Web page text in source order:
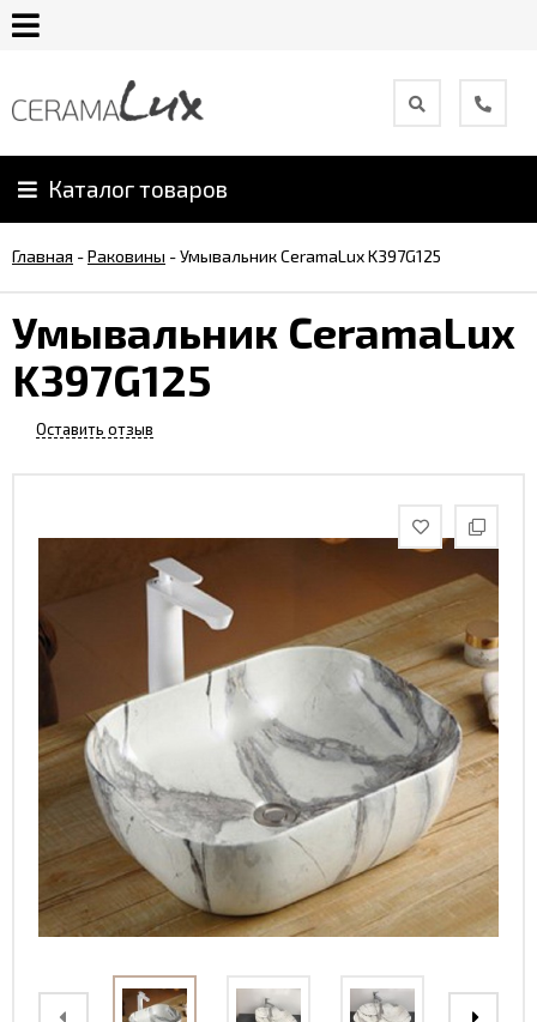
О
продукцией
Сотрудничество
Каталог товаров
Главная -Раковины -Умывальник CeramaLux K397G125
Умывальник CeramaLux
K397G125
Оставить отзыв